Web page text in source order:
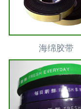
海绵胶带